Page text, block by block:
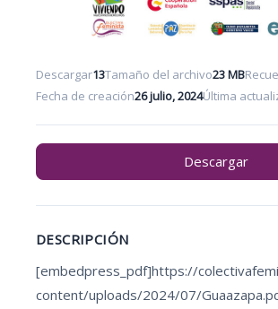
Descargar13Tamaño del archivo23 MB
Fecha de creación26 julio, 2024Última
Descargar
DESCRIPCIÓN
[embedpress_pdf]https://
content/uploads/2024/07/